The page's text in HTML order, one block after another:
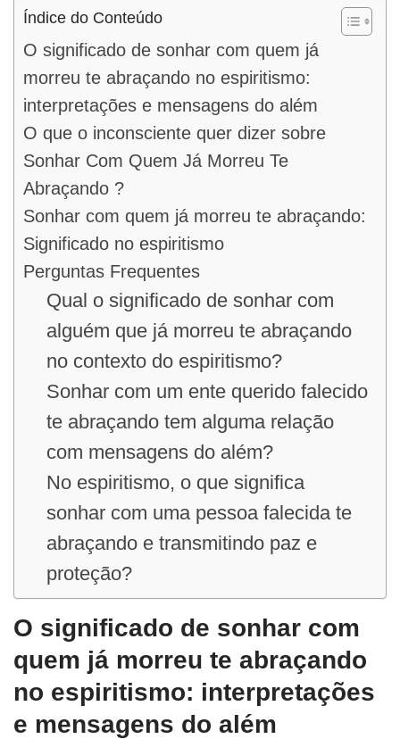
Índice do Conteúdo
O significado de sonhar com quem já
morreu te abraçando no espiritismo:
interpretações e mensagens do além
O que o inconsciente quer dizer sobre
Sonhar Com Quem Já Morreu Te
Abraçando ?
Sonhar com quem já morreu te abraçando:
Significado no espiritismo
Perguntas Frequentes
Qual o significado de sonhar com
alguém que já morreu te abraçando
no contexto do espiritismo?
Sonhar com um ente querido falecido
te abraçando tem alguma relação
com mensagens do além?
No espiritismo, o que significa
sonhar com uma pessoa falecida te
abraçando e transmitindo paz e
proteção?
O significado de sonhar com
quem já morreu te abraçando
no espiritismo: interpretações
e mensagens do além